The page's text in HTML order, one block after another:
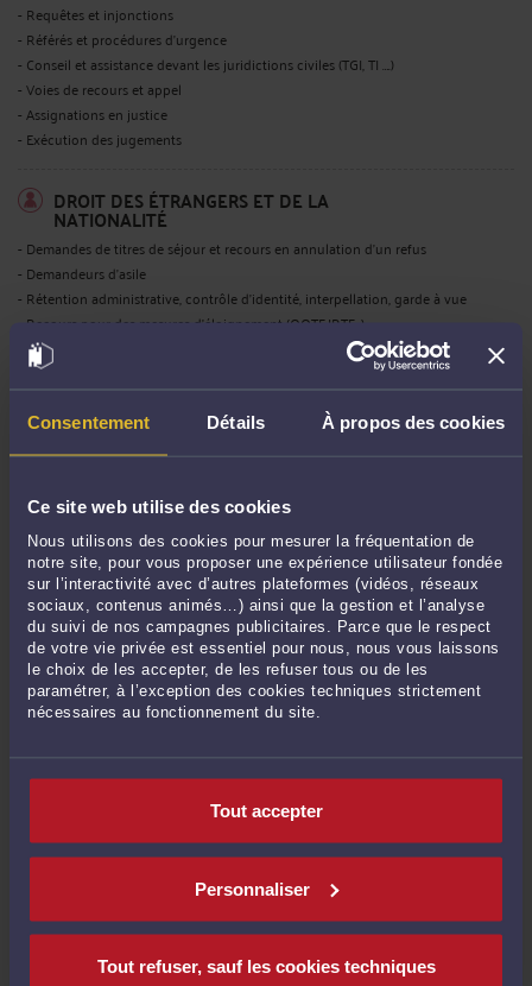
Consentement Détails À propos des cookies
Ce site web utilise des cookies
Nous utilisons des cookies pour mesurer la fréquentation de
notre site, pour vous proposer une expérience utilisateur fondée
sur l’interactivité avec d’autres plateformes (vidéos, réseaux
sociaux, contenus animés…) ainsi que la gestion et l’analyse
du suivi de nos campagnes publicitaires. Parce que le respect
de votre vie privée est essentiel pour nous, nous vous laissons
le choix de les accepter, de les refuser tous ou de les
paramétrer, à l’exception des cookies techniques strictement
nécessaires au fonctionnement du site.
Tout accepter
Personnaliser
Tout refuser, sauf les cookies techniques
- Requêtes et injonctions
- Référés et procédures d'urgence
- Conseil et assistance devant les juridictions civiles (TGI, TI ….)
- Voies de recours et appel
- Assignations en justice
- Exécution des jugements
DROIT DES ÉTRANGERS ET DE LA
NATIONALITÉ
- Demandes de titres de séjour et recours en annulation d'un refus
- Demandeurs d'asile
- Rétention administrative, contrôle d'identité, interpellation, garde à vue
- Recours pour des mesures d'éloignement (OQTF,IRTF…)
- Droits des étrangers en France
- Demande de nationalité et naturalisation française
- Travail des étrangers
- Contentieux des visas
DROIT DU TRAVAIL
- Contentieux relatifs à l’exécution ou aux modifications d’un contrat de travail,
absences
- Défense des salariés, négociation et transaction avec l'employeur
- Assistance relatives aux questions de congé maternité, congé parental
- Mise en cause pénale du dirigeant lors d’accidents du travail et de maladies
professionnelles
- Procédures disciplinaires, avertissements, mises à pieds, absences, retards
faute,…
- Négociation des indemnités de départ lors d'un licenciement, d'une rupture
- Accompagnement des employeurs en droit social et défense devant le CPH
- Rédaction de contrats de travail (CDI, CDD …), gestion de ruptures
- Conseils, défense et assistance devant le Conseil des Prud'hommes
- Conseil en matière de temps et de conditions de travail, sécurité ou hygiène,